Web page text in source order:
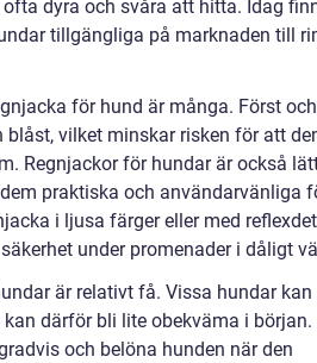
dyra och svåra att hitta. Idag
tillgängliga på marknaden till
för hund är många. Först
vilket minskar risken för att
Regnjackor för hundar är också
praktiska och användarvänliga
i ljusa färger eller med
under promenader i dåligt
är relativt få. Vissa hundar kan
därför bli lite obekväma i början.
och belöna hunden när den